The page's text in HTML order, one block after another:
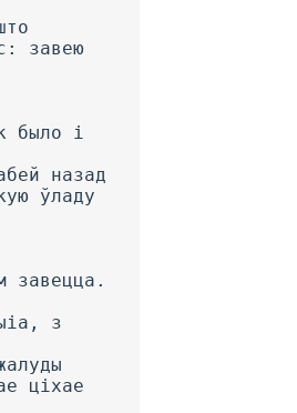
завею
было і
назад
ўладу
завецца.
з
ціхае